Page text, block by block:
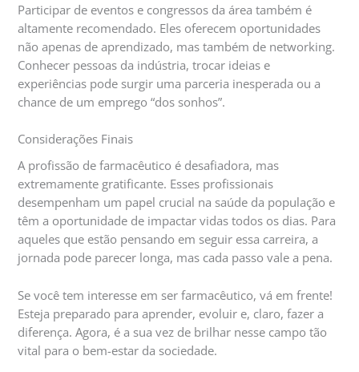
Participar de eventos e congressos da área também é
altamente recomendado. Eles oferecem oportunidades
não apenas de aprendizado, mas também de networking.
Conhecer pessoas da indústria, trocar ideias e
experiências pode surgir uma parceria inesperada ou a
chance de um emprego “dos sonhos”.
Considerações Finais
A profissão de farmacêutico é desafiadora, mas
extremamente gratificante. Esses profissionais
desempenham um papel crucial na saúde da população e
têm a oportunidade de impactar vidas todos os dias. Para
aqueles que estão pensando em seguir essa carreira, a
jornada pode parecer longa, mas cada passo vale a pena.
Se você tem interesse em ser farmacêutico, vá em frente!
Esteja preparado para aprender, evoluir e, claro, fazer a
diferença. Agora, é a sua vez de brilhar nesse campo tão
vital para o bem-estar da sociedade.